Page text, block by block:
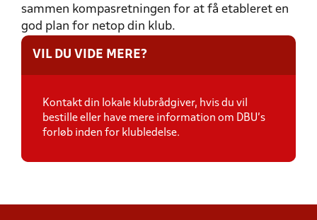
sammen kompasretningen for at få etableret en
god plan for netop din klub.
VIL DU VIDE MERE?
Kontakt din lokale klubrådgiver, hvis du vil
bestille eller have mere information om DBU’s
forløb inden for klubledelse.